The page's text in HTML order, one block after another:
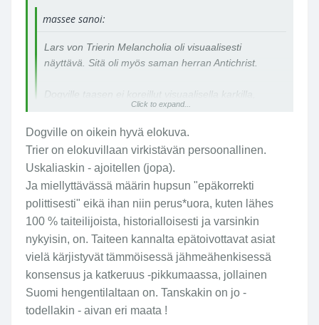
massee sanoi:
Lars von Trierin Melancholia oli visuaalisesti
näyttävä. Sitä oli myös saman herran Antichrist.
Dogville taasen ei koreillut visuaalisella karkilla,
mutta oli kekseliäs. Ja ehkäpä mielestäni hieman
ylläolevia perempi.
Mulla on menossa tällainen kevyiden treffielokuvien
kausi.
Click to expand...
Click to expand...
Dogville on oikein hyvä elokuva.
Trier on elokuvillaan virkistävän persoonallinen.
Uskaliaskin - ajoitellen (jopa).
Ja miellyttävässä määrin hupsun "epäkorrekti
polittisesti" eikä ihan niin perus*uora, kuten lähes
100 % taiteilijoista, historialloisesti ja varsinkin
nykyisin, on. Taiteen kannalta epätoivottavat asiat
vielä kärjistyvät tämmöisessä jähmeähenkisessä
konsensus ja katkeruus -pikkumaassa, jollainen
Suomi hengentilaltaan on. Tanskakin on jo -
todellakin - aivan eri maata !